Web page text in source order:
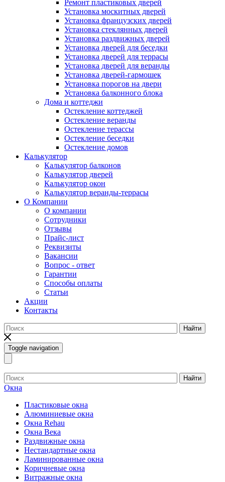
Ремонт пластиковых дверей
Установка москитных дверей
Установка французских дверей
Установка стеклянных дверей
Установка раздвижных дверей
Установка дверей для беседки
Установка дверей для террасы
Установка дверей для веранды
Установка дверей-гармошек
Установка порогов на двери
Установка балконного блока
Дома и коттеджи
Остекление коттеджей
Остекление веранды
Остекление терассы
Остекление беседки
Остекление домов
Калькулятор
Калькулятор балконов
Калькулятор дверей
Калькулятор окон
Калькулятор веранды-террасы
О Компании
О компании
Сотрудники
Отзывы
Прайс-лист
Реквизиты
Вакансии
Вопрос - ответ
Гарантии
Способы оплаты
Статьи
Акции
Контакты
Найти
Toggle navigation
Найти
Окна
Пластиковые окна
Алюминиевые окна
Окна Rehau
Окна Века
Раздвижные окна
Нестандартные окна
Ламинированные окна
Коричневые окна
Витражные окна